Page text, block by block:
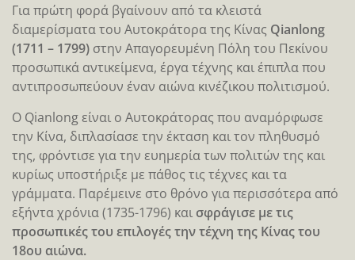
Για πρώτη φορά βγαίνουν από τα κλειστά
διαμερίσματα του Αυτοκράτορα της Κίνας Qianlong
(1711 – 1799) στην Απαγορευμένη Πόλη του Πεκίνου
προσωπικά αντικείμενα, έργα τέχνης και έπιπλα που
αντιπροσωπεύουν έναν αιώνα κινέζικου πολιτισμού.
Ο Qianlong είναι ο Αυτοκράτορας που αναμόρφωσε
την Κίνα, διπλασίασε την έκταση και τον πληθυσμό
της, φρόντισε για την ευημερία των πολιτών της και
κυρίως υποστήριξε με πάθος τις τέχνες και τα
γράμματα. Παρέμεινε στο θρόνο για περισσότερα από
εξήντα χρόνια (1735-1796) και σφράγισε με τις
προσωπικές του επιλογές την τέχνη της Κίνας του
18ου αιώνα.